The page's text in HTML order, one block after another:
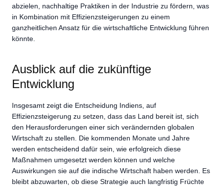
abzielen, nachhaltige Praktiken in der Industrie zu fördern, was
in Kombination mit Effizienzsteigerungen zu einem
ganzheitlichen Ansatz für die wirtschaftliche Entwicklung führen
könnte.
Ausblick auf die zukünftige
Entwicklung
Insgesamt zeigt die Entscheidung Indiens, auf
Effizienzsteigerung zu setzen, dass das Land bereit ist, sich
den Herausforderungen einer sich verändernden globalen
Wirtschaft zu stellen. Die kommenden Monate und Jahre
werden entscheidend dafür sein, wie erfolgreich diese
Maßnahmen umgesetzt werden können und welche
Auswirkungen sie auf die indische Wirtschaft haben werden. Es
bleibt abzuwarten, ob diese Strategie auch langfristig Früchte